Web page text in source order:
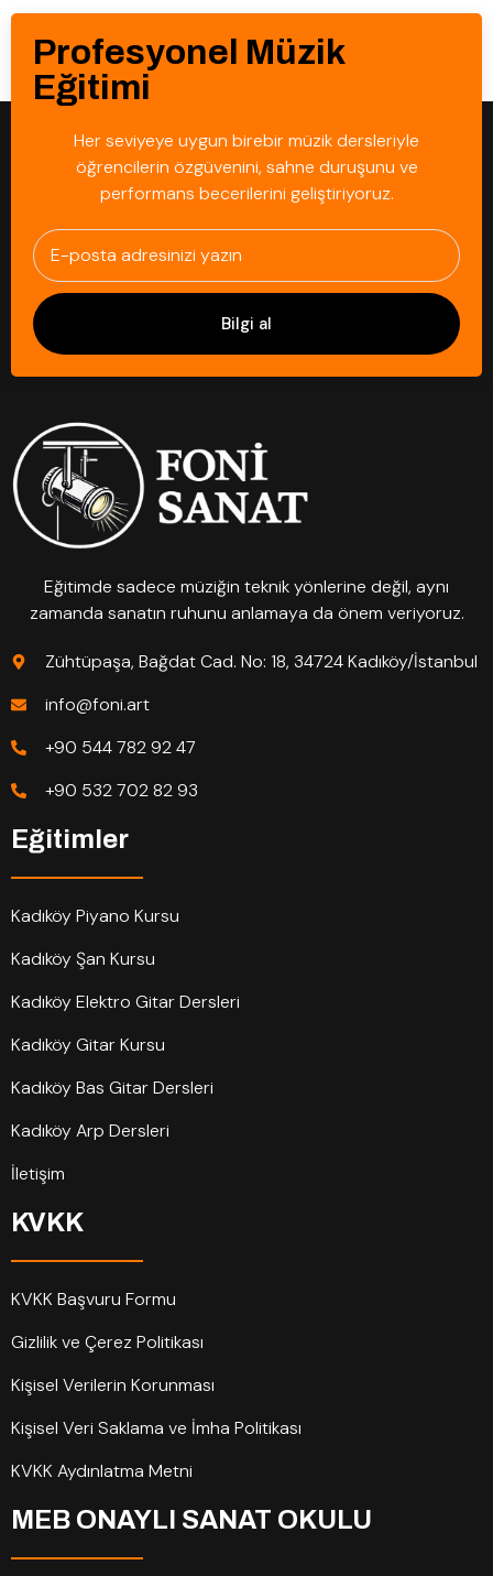
Profesyonel Müzik
Eğitimi
Her seviyeye uygun birebir müzik dersleriyle
öğrencilerin özgüvenini, sahne duruşunu ve
performans becerilerini geliştiriyoruz.
Bilgi al
Eğitimde sadece müziğin teknik yönlerine değil, aynı
zamanda sanatın ruhunu anlamaya da önem veriyoruz.
Zühtüpaşa, Bağdat Cad. No: 18, 34724 Kadıköy/İstanbul
info@foni.art
+90 544 782 92 47
+90 532 702 82 93
Eğitimler
Kadıköy Piyano Kursu
Kadıköy Şan Kursu
Kadıköy Elektro Gitar Dersleri
Kadıköy Gitar Kursu
Kadıköy Bas Gitar Dersleri
Kadıköy Arp Dersleri
İletişim
KVKK
KVKK Başvuru Formu
Gizlilik ve Çerez Politikası
Kişisel Verilerin Korunması
Kişisel Veri Saklama ve İmha Politikası
KVKK Aydınlatma Metni
MEB ONAYLI SANAT OKULU